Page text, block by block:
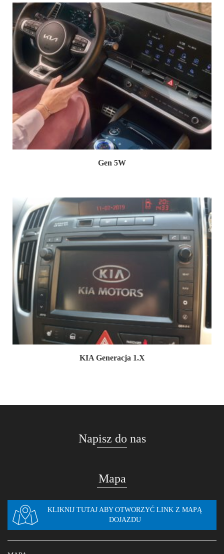
Gen 5W
KIA Generacja 1.X
Napisz do nas
Mapa
KLIKNIJ TUTAJ ABY OTWORZYĆ LINK Z MAPĄ
DOJAZDU